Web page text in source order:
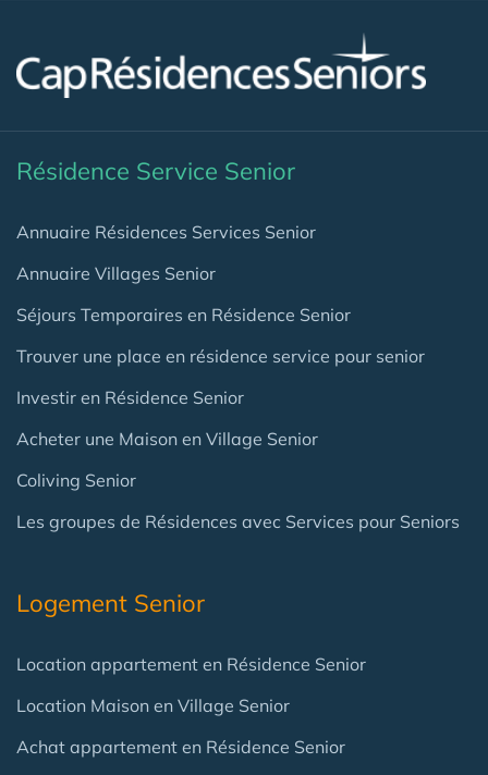
Résidence Service Senior
Annuaire Résidences Services Senior
Annuaire Villages Senior
Séjours Temporaires en Résidence Senior
Trouver une place en résidence service pour senior
Investir en Résidence Senior
Acheter une Maison en Village Senior
Coliving Senior
Les groupes de Résidences avec Services pour Seniors
Logement Senior
Location appartement en Résidence Senior
Location Maison en Village Senior
Achat appartement en Résidence Senior